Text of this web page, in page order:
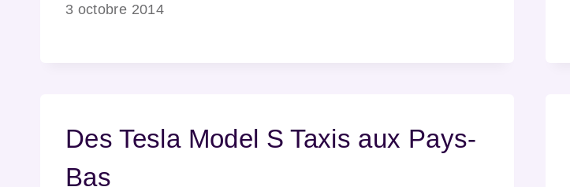
3 octobre 2014
Des Tesla Model S Taxis aux Pays-
Bas